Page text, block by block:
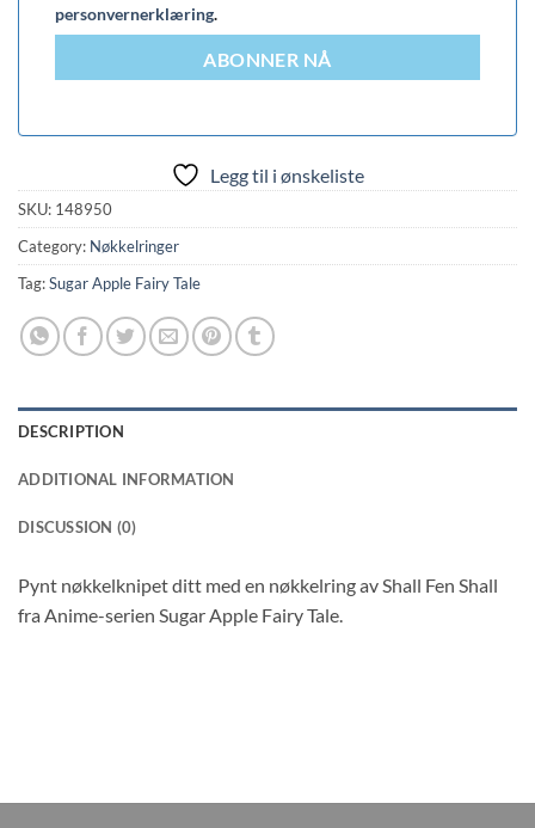
personvernerklæring.
ABONNER NÅ
Legg til i ønskeliste
SKU: 148950
Category: Nøkkelringer
Tag:Sugar Apple Fairy Tale
DESCRIPTION
ADDITIONAL INFORMATION
DISCUSSION (0)
Pynt nøkkelknipet ditt med en nøkkelring av Shall Fen Shall
fra Anime-serien Sugar Apple Fairy Tale.